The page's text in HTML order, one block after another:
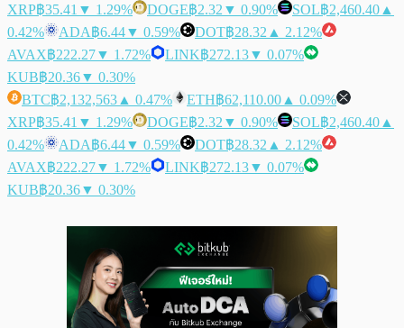
XRP฿35.41 ▼ 1.29% DOGE฿2.32 ▼ 0.90% SOL฿2,460.40 ▲
0.42%
ADA฿6.44▼ 0.59% DOT฿28.32 ▲ 2.12%
AVAX฿222.27▼ 1.72% LINK฿272.13▼ 0.07%
KUB฿20.36▼ 0.30%
BTC฿2,132,563 ▲ 0.47% ETH฿62,110.00 ▲ 0.09%
XRP฿35.41 ▼ 1.29% DOGE฿2.32 ▼ 0.90% SOL฿2,460.40 ▲
0.42%
ADA฿6.44▼ 0.59% DOT฿28.32 ▲ 2.12%
AVAX฿222.27▼ 1.72% LINK฿272.13▼ 0.07%
KUB฿20.36▼ 0.30%